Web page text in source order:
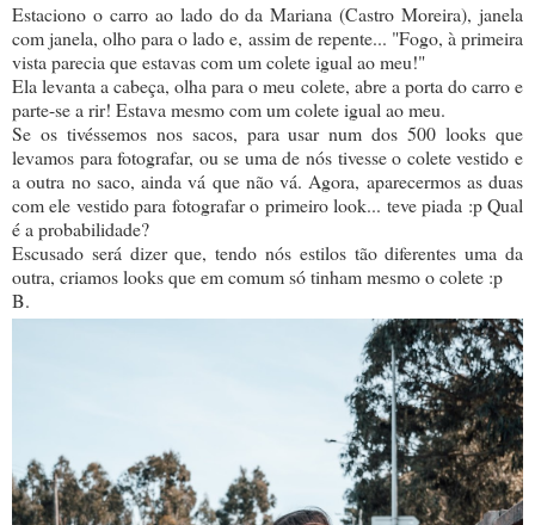
Estaciono o carro ao lado do da Mariana (Castro Moreira), janela
com janela, olho para o lado e, assim de repente... "Fogo, à primeira
vista parecia que estavas com um colete igual ao meu!"
Ela levanta a cabeça, olha para o meu colete, abre a porta do carro e
parte-se a rir! Estava mesmo com um colete igual ao meu.
Se os tivéssemos nos sacos, para usar num dos 500 looks que
levamos para fotografar, ou se uma de nós tivesse o colete vestido e
a outra no saco, ainda vá que não vá. Agora, aparecermos as duas
com ele vestido para fotografar o primeiro look... teve piada :p Qual
é a probabilidade?
Escusado será dizer que, tendo nós estilos tão diferentes uma da
outra, criamos looks que em comum só tinham mesmo o colete :p
B.